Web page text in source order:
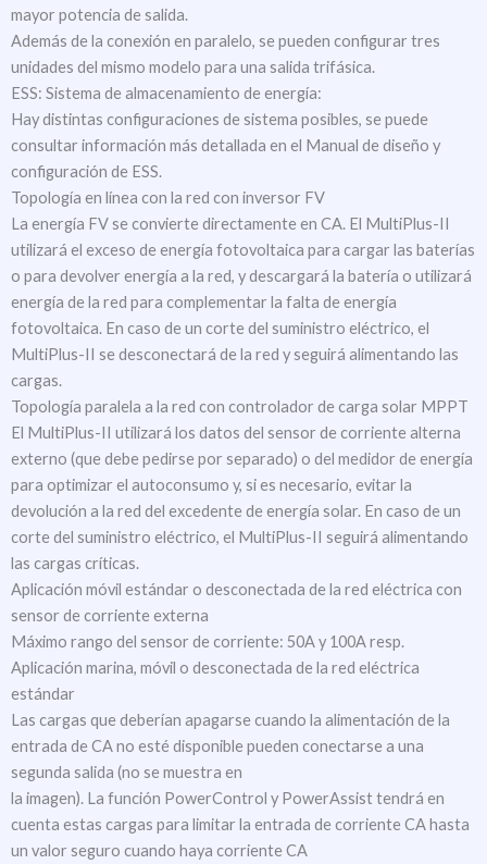
mayor potencia de salida.
Además de la conexión en paralelo, se pueden configurar tres
unidades del mismo modelo para una salida trifásica.
ESS: Sistema de almacenamiento de energía:
Hay distintas configuraciones de sistema posibles, se puede
consultar información más detallada en el Manual de diseño y
configuración de ESS.
Topología en línea con la red con inversor FV
La energía FV se convierte directamente en CA. El MultiPlus-II
utilizará el exceso de energía fotovoltaica para cargar las baterías
o para devolver energía a la red, y descargará la batería o utilizará
energía de la red para complementar la falta de energía
fotovoltaica. En caso de un corte del suministro eléctrico, el
MultiPlus-II se desconectará de la red y seguirá alimentando las
cargas.
Topología paralela a la red con controlador de carga solar MPPT
El MultiPlus-II utilizará los datos del sensor de corriente alterna
externo (que debe pedirse por separado) o del medidor de energía
para optimizar el autoconsumo y, si es necesario, evitar la
devolución a la red del excedente de energía solar. En caso de un
corte del suministro eléctrico, el MultiPlus-II seguirá alimentando
las cargas críticas.
Aplicación móvil estándar o desconectada de la red eléctrica con
sensor de corriente externa
Máximo rango del sensor de corriente: 50A y 100A resp.
Aplicación marina, móvil o desconectada de la red eléctrica
estándar
Las cargas que deberían apagarse cuando la alimentación de la
entrada de CA no esté disponible pueden conectarse a una
segunda salida (no se muestra en
la imagen). La función PowerControl y PowerAssist tendrá en
cuenta estas cargas para limitar la entrada de corriente CA hasta
un valor seguro cuando haya corriente CA